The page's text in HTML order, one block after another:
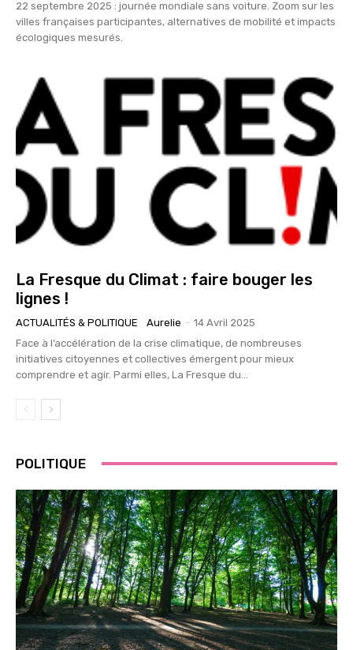
22 septembre 2025 : journée mondiale sans voiture. Zoom sur les
villes françaises participantes, alternatives de mobilité et impacts
écologiques mesurés.
La Fresque du Climat : faire bouger les
lignes !
ACTUALITÉS & POLITIQUE Aurelie - 14 Avril 2025
Face à l’accélération de la crise climatique, de nombreuses
initiatives citoyennes et collectives émergent pour mieux
comprendre et agir. Parmi elles, La Fresque du...
POLITIQUE